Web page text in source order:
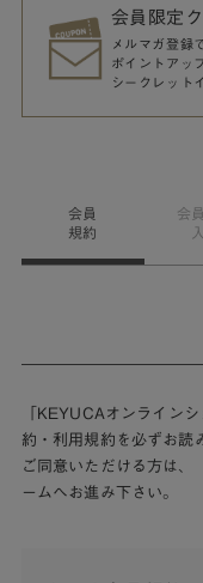
会員限定
メルマガ登録
ポイントアッ
シークレット
会員
規約
会
「KEYUCAオンライン
約・利用規約を必ずお読
ご同意いただける方は、
ームへお進み下さい。